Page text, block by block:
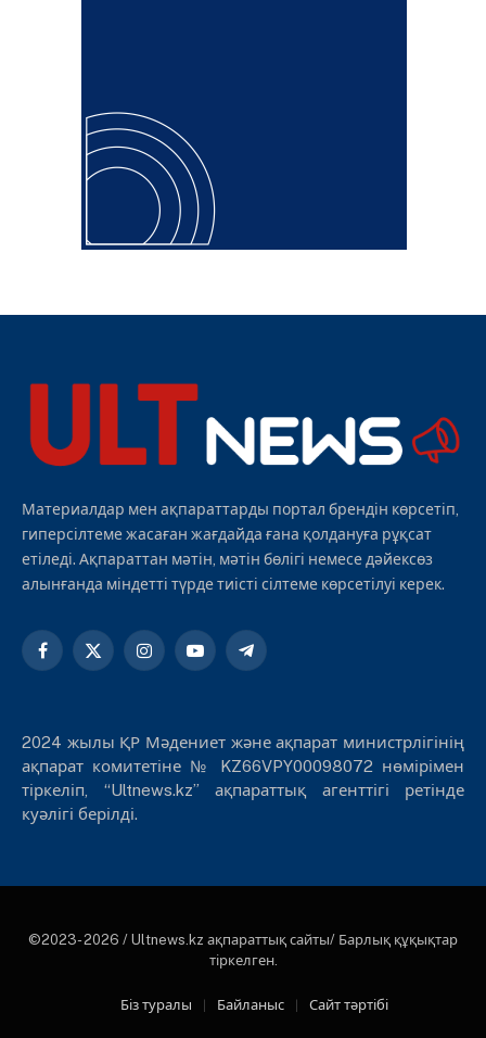
Материалдар мен ақпараттарды портал брендін көрсетіп,
гиперсілтеме жасаған жағдайда ғана қолдануға рұқсат
етіледі. Ақпараттан мәтін, мәтін бөлігі немесе дәйексөз
алынғанда міндетті түрде тиісті сілтеме көрсетілуі керек.
Facebook
X
InstagramYouTubeTelegram
2024 жылы ҚР Мәдениет және ақпарат министрлігінің
ақпарат комитетіне № KZ66VPY00098072 нөмірімен
тіркеліп, “Ultnews.kz” ақпараттық агенттігі ретінде
куәлігі берілді.
©2023- 2026 / Ultnews.kz ақпараттық сайты/ Барлық құқықтар
тіркелген.
Біз туралы Байланыс Сайт тәртібі